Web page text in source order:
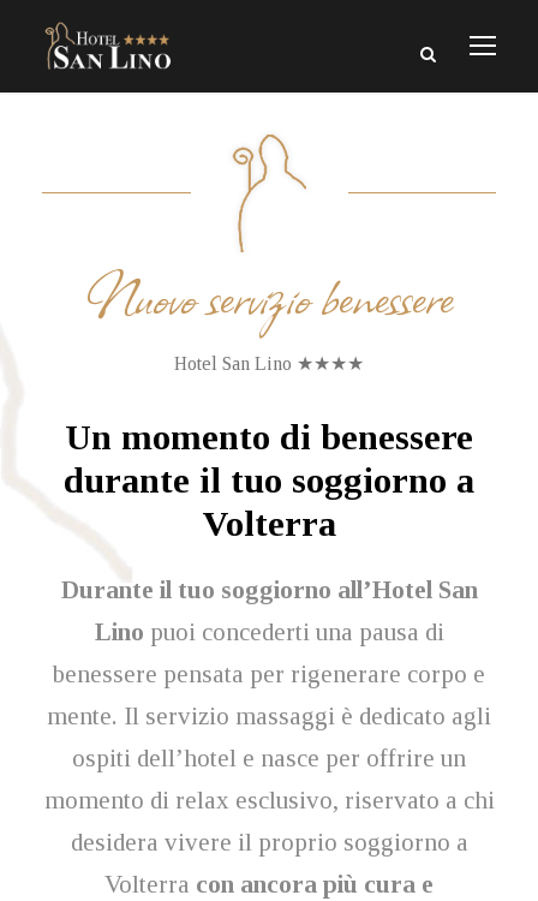
Nuovo servizio benessere
Hotel San Lino ★★★★
Un momento di benessere
durante il tuo soggiorno a
Volterra
Durante il tuo soggiorno all’Hotel San
Lino puoi concederti una pausa di
benessere pensata per rigenerare corpo e
mente. Il servizio massaggi è dedicato agli
ospiti dell’hotel e nasce per offrire un
momento di relax esclusivo, riservato a chi
desidera vivere il proprio soggiorno a
Volterra con ancora più cura e